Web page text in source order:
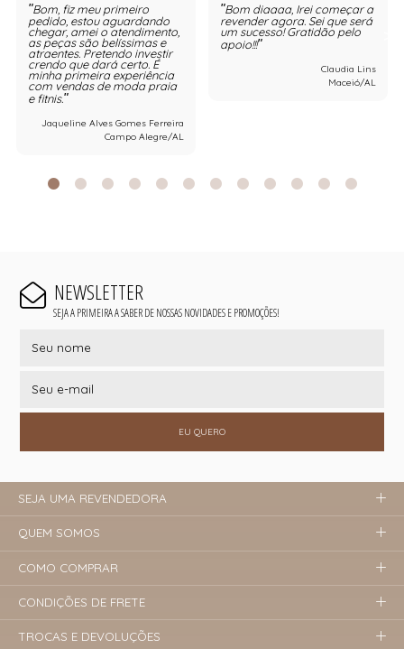
Bom, fiz meu primeiro
pedido, estou aguardando
chegar, amei o atendimento,
as peças são belíssimas e
atraentes. Pretendo investir
crendo que dará certo. É
minha primeira experiência
com vendas de moda praia
e fitnis.
Jaqueline Alves Gomes Ferreira
Campo Alegre/AL
Bom diaaaa, Irei começar a
revender agora. Sei que será
um sucesso! Gratidão pelo
apoio!!!
Claudia Lins
Maceió/AL
NEWSLETTER
SEJA A PRIMEIRA A SABER DE NOSSAS NOVIDADES E PROMOÇÕES!
EU QUERO
SEJA UMA REVENDEDORA
QUEM SOMOS
COMO COMPRAR
CONDIÇÕES DE FRETE
TROCAS E DEVOLUÇÕES